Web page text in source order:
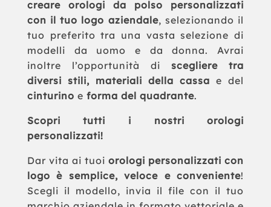
creare orologi da polso personalizzati
con il tuo logo aziendale, selezionando il
tuo preferito tra una vasta selezione di
modelli da uomo e da donna. Avrai
inoltre l’opportunità discegliere tra
diversi stili, materiali della cassae del
cinturino e forma del quadrante.
Scopri tutti i nostri orologi
personalizzati!
Dar vita ai tuoiorologi personalizzati con
logo è semplice, veloce e conveniente!
Scegli il modello, invia il file con il tuo